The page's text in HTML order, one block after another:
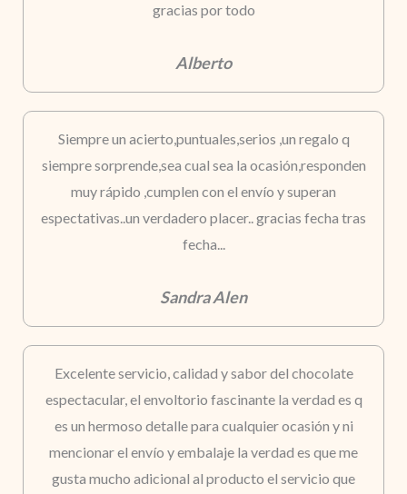
gracias por todo
Alberto
Siempre un acierto,puntuales,serios ,un regalo q
siempre sorprende,sea cual sea la ocasión,responden
muy rápido ,cumplen con el envío y superan
espectativas..un verdadero placer.. gracias fecha tras
fecha...
Sandra Alen
Excelente servicio, calidad y sabor del chocolate
espectacular, el envoltorio fascinante la verdad es q
es un hermoso detalle para cualquier ocasión y ni
mencionar el envío y embalaje la verdad es que me
gusta mucho adicional al producto el servicio que